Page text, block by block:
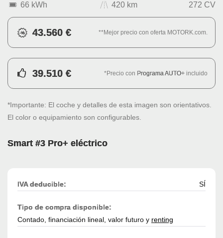
66 kWh 420 km 272 CV
43.560 € **Mejor precio con oferta MOTORK.com.
39.510 € *Precio con Programa AUTO+ incluido
*Importante: El coche y detalles de esta imagen son orientativos.
El color o equipamiento son configurables.
Smart #3 Pro+ eléctrico
IVA deducible: SÍ
Tipo de compra disponible:
Contado, financiación lineal, valor futuro y renting